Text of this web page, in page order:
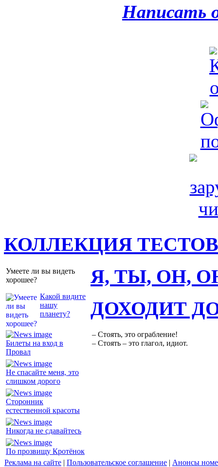
Написать
КОЛЛЕКЦИЯ ТЕСТОВ
Умеете ли вы видеть
хорошее?
Какой видите
нашу
планету?
Я, ТЫ, ОН,
Билеты на вход в
Провал
Не спасайте меня, это
слишком дорого
Сторонник
естественной красоты
Никогда не сдавайтесь
По прозвищу Кротёнок
ДОХОДИТ
– Стоять, это ограбление!
– Стоять – это глагол, идиот.
Реклама на сайте | Пользовательское соглашение | Анонсы